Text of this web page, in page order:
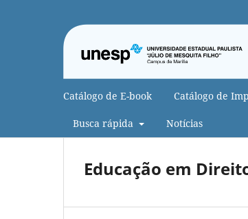
Catálogo de E-book Catálogo de
Busca rápida Notícias
Educação em